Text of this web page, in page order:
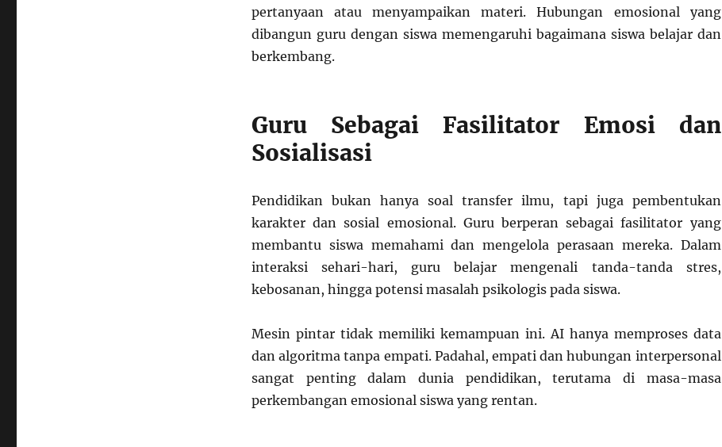
pertanyaan atau menyampaikan materi. Hubungan emosional yang
dibangun guru dengan siswa memengaruhi bagaimana siswa belajar dan
berkembang.
Guru Sebagai Fasilitator Emosi dan
Sosialisasi
Pendidikan bukan hanya soal transfer ilmu, tapi juga pembentukan
karakter dan sosial emosional. Guru berperan sebagai fasilitator yang
membantu siswa memahami dan mengelola perasaan mereka. Dalam
interaksi sehari-hari, guru belajar mengenali tanda-tanda stres,
kebosanan, hingga potensi masalah psikologis pada siswa.
Mesin pintar tidak memiliki kemampuan ini. AI hanya memproses data
dan algoritma tanpa empati. Padahal, empati dan hubungan interpersonal
sangat penting dalam dunia pendidikan, terutama di masa-masa
perkembangan emosional siswa yang rentan.